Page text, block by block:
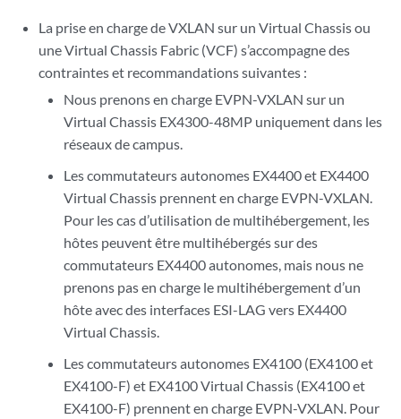
La prise en charge de VXLAN sur un Virtual Chassis ou
une Virtual Chassis Fabric (VCF) s’accompagne des
contraintes et recommandations suivantes :
Nous prenons en charge EVPN-VXLAN sur un
Virtual Chassis EX4300-48MP uniquement dans les
réseaux de campus.
Les commutateurs autonomes EX4400 et EX4400
Virtual Chassis prennent en charge EVPN-VXLAN.
Pour les cas d’utilisation de multihébergement, les
hôtes peuvent être multihébergés sur des
commutateurs EX4400 autonomes, mais nous ne
prenons pas en charge le multihébergement d’un
hôte avec des interfaces ESI-LAG vers EX4400
Virtual Chassis.
Les commutateurs autonomes EX4100 (EX4100 et
EX4100-F) et EX4100 Virtual Chassis (EX4100 et
EX4100-F) prennent en charge EVPN-VXLAN. Pour